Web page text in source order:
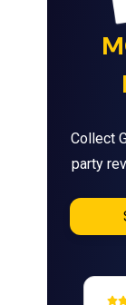
Collect
party